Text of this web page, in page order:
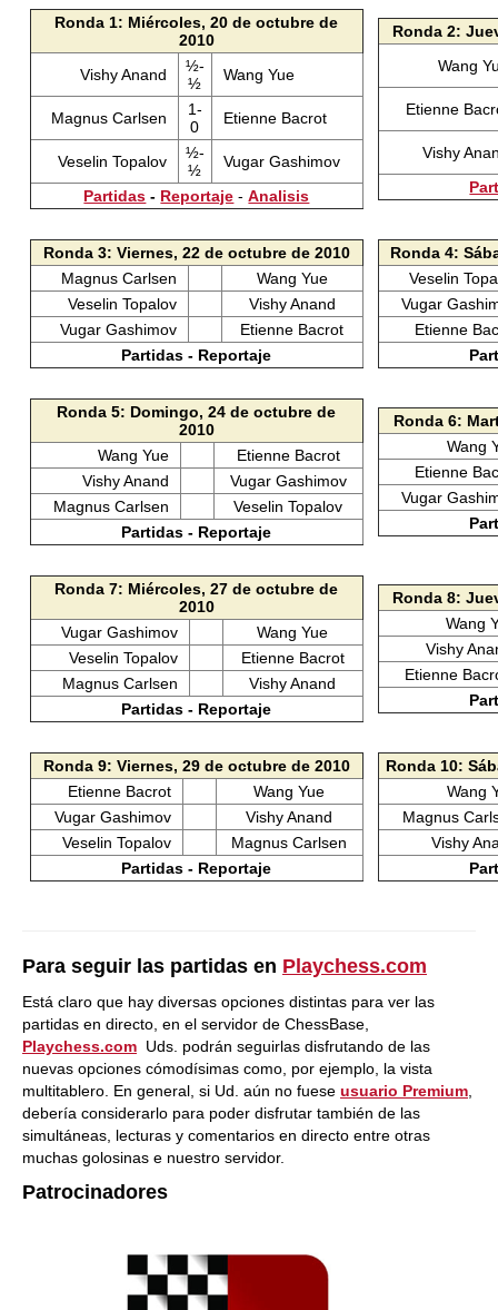
Ronda 1: Miércoles, 20 de octubre de
2010
Vishy Anand
½-
½
Wang Yue
Magnus Carlsen
1-
0
Etienne Bacrot
Veselin Topalov
½-
½
Vugar Gashimov
Partidas - Reportaje -Analisis
Ronda 2:
Wang
Etienne
Vishy
Ronda 3: Viernes, 22 de octubre de 2010
Magnus Carlsen
Wang Yue
Veselin Topalov
Vishy Anand
Vugar Gashimov
Etienne Bacrot
Partidas - Reportaje
Ronda 4:
Veselin
Vugar
Etienne
Ronda 5: Domingo, 24 de octubre de
2010
Wang Yue
Etienne Bacrot
Vishy Anand
Vugar Gashimov
Magnus Carlsen
Veselin Topalov
Partidas - Reportaje
Ronda 6:
Wang
Etienne
Vugar
Ronda 7: Miércoles, 27 de octubre de
2010
Vugar Gashimov
Wang Yue
Veselin Topalov
Etienne Bacrot
Magnus Carlsen
Vishy Anand
Partidas - Reportaje
Ronda 8:
Wang
Vishy
Etienne
Ronda 9: Viernes, 29 de octubre de 2010
Etienne Bacrot
Wang Yue
Vugar Gashimov
Vishy Anand
Veselin Topalov
Magnus Carlsen
Partidas - Reportaje
Ronda 10:
Wang
Magnus
Vishy
Para seguir las partidas en Playchess.com
Está claro que hay diversas opciones distintas para ver las
partidas en directo, en el servidor de ChessBase,
Playchess.com Uds. podrán seguirlas disfrutando de las
nuevas opciones cómodísimas como, por ejemplo, la vista
multitablero. En general, si Ud. aún no fuese usuario Premium,
debería considerarlo para poder disfrutar también de las
simultáneas, lecturas y comentarios en directo entre otras
muchas golosinas e nuestro servidor.
Patrocinadores